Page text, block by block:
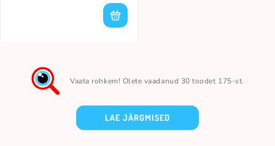
Vaata rohkem! Olete vaadanud 30 toodet 175-st.
LAE JÄRGMISED